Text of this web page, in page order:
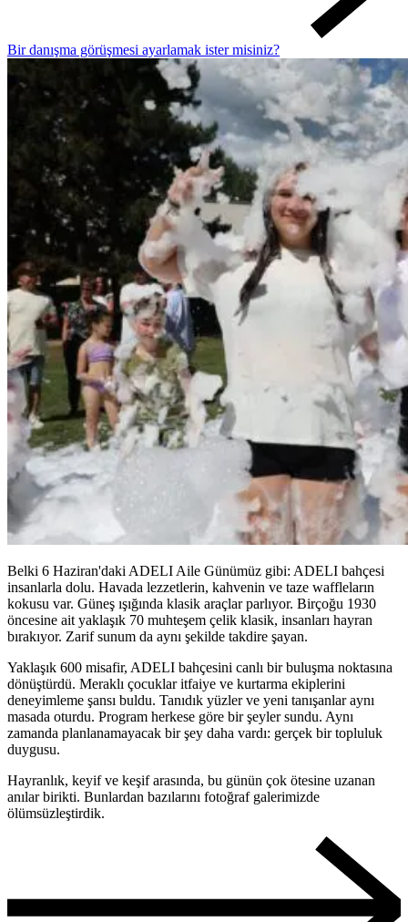
Bir danışma görüşmesi ayarlamak ister misiniz?
Belki 6 Haziran'daki ADELI Aile Günümüz gibi: ADELI bahçesi
insanlarla dolu. Havada lezzetlerin, kahvenin ve taze waffleların
kokusu var. Güneş ışığında klasik araçlar parlıyor. Birçoğu 1930
öncesine ait yaklaşık 70 muhteşem çelik klasik, insanları hayran
bırakıyor. Zarif sunum da aynı şekilde takdire şayan.
Yaklaşık 600 misafir, ADELI bahçesini canlı bir buluşma noktasına
dönüştürdü. Meraklı çocuklar itfaiye ve kurtarma ekiplerini
deneyimleme şansı buldu. Tanıdık yüzler ve yeni tanışanlar aynı
masada oturdu. Program herkese göre bir şeyler sundu. Aynı
zamanda planlanamayacak bir şey daha vardı: gerçek bir topluluk
duygusu.
Hayranlık, keyif ve keşif arasında, bu günün çok ötesine uzanan
anılar birikti. Bunlardan bazılarını fotoğraf galerimizde
ölümsüzleştirdik.